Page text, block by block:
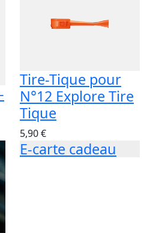
Tire-Tique pour
N°12 Explore Tire
Tique
5,90 €
E-carte cadeau